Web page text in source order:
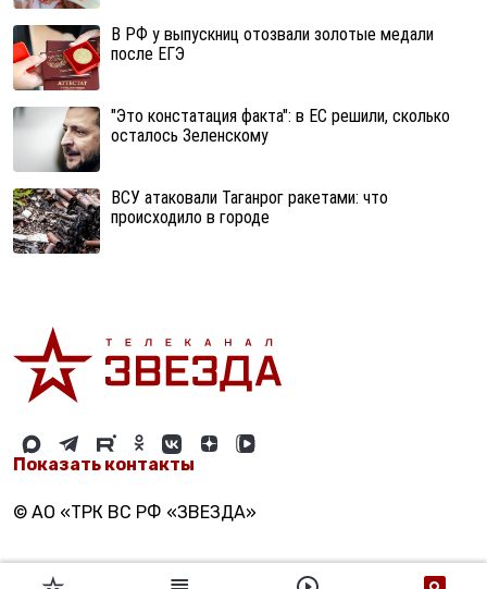
В РФ у выпускниц отозвали золотые медали
после ЕГЭ
"Это констатация факта": в ЕС решили, сколько
осталось Зеленскому
ВСУ атаковали Таганрог ракетами: что
происходило в городе
Показать контакты
© АО «ТРК ВС РФ «ЗВЕЗДА»